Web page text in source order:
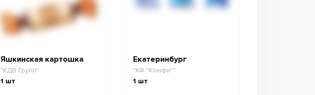
Яшкинская картошка
"КДВ Групп"
1 шт
Екатеринбург
"КФ "Конфи""
1 шт